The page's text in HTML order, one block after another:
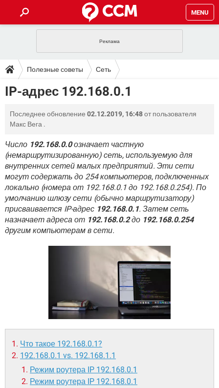
MENU
INSTAGRAM FACEBOOK
ИГРЫ WINDOWS 10
GOOGLE
ПОЛЕЗНЫЕ СОВЕТЫ
TIKTOK
WHATSAPP INSTAGRAM
FACEBOOK ИГРЫ
ВИДЕО GOOGLE
YANDEX
ЗАГРУЗКИ
WHATSAPP
WINDOWS 10 ВКОНТАКТЕ
ВИДЕО GOOGLE
YANDEX
ФОРУМ
WHATSAPP INSTAGRAM
FACEBOOK ИГРЫ
WINDOWS 10 ВКОНТАКТЕ
ВИДЕО GOOGLE
YANDEX
TIKTOK TELEGRAM
WHATSAPP INSTAGRAM
FACEBOOK ИГРЫ
ВКОНТАКТЕ
ВИДЕО GOOGLE
Полезные советы Сеть
IP-адрес 192.168.0.1
Последнее обновление 02.12.2019, 16:48от пользователя
Макс Вега .
Число 192.168.0.0означает частную
(немаршрутизированную) сеть, используемую для
внутренних сетей малых предприятий. Эти сети
могут содержать до 254 компьютеров, подключенных
локально (номера от 192.168.0.1 до 192.168.0.254). По
умолчанию шлюзу сети (обычно маршрутизатору)
присваивается IP-адрес 192.168.0.1. Затем сеть
назначает адреса от 192.168.0.2до 192.168.0.254
другим компьютерам в сети.
Что такое 192.168.0.1?
192.168.0.1 vs. 192.168.1.1
Режим роутера IP 192.168.0.1
Режим роутера IP 192.168.0.1